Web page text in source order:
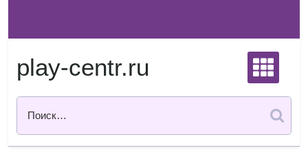
содержимому
play-centr.ru